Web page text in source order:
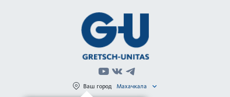
Ваш город Махачкала